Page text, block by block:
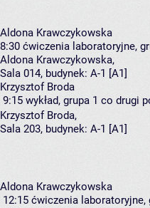
Aldona Krawczykowska
8:30 ćwiczenia laboratoryjne,
Aldona Krawczykowska,
Sala 014, budynek: A-1 [A1]
Krzysztof Broda
9:15 wykład, grupa 1 co drugi
Krzysztof Broda,
Sala 203, budynek: A-1 [A1]
Aldona Krawczykowska
12:15 ćwiczenia laboratoryjne,